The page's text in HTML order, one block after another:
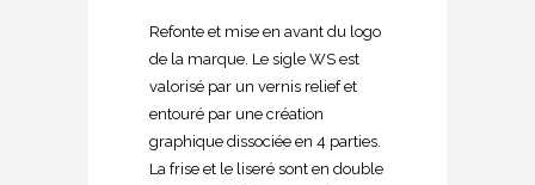
Refonte et mise en avant du logo
de la marque. Le sigle WS est
valorisé par un vernis relief et
entouré par une création
graphique dissociée en 4 parties.
La frise et le liseré sont en double